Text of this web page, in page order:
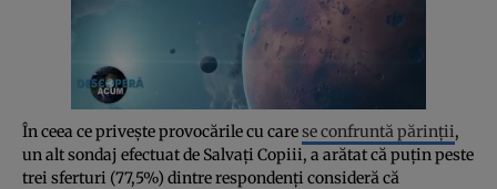
În ceea ce privește provocările cu carese confruntă părinții,
un alt sondaj efectuat de Salvați Copiii, a arătat că puțin peste
trei sferturi (77,5%) dintre respondenți consideră că